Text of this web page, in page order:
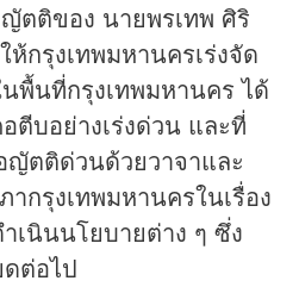
ตติของ นายพรเทพ ศิริ
ห้กรุงเทพมหานครเร่งจัด
พื้นที่กรุงเทพมหานคร ได้
บอย่างเร่งด่วน และที่
ญัตติด่วนด้วยวาจาและ
กรุงเทพมหานครในเรื่อง
เนินนโยบายต่าง ๆ ซึ่ง
ต่อไป